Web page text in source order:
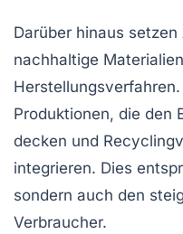
Darüber hinaus
nachhaltige
Produktionen, die den
decken und
integrieren. Dies
sondern auch den
Verbraucher.